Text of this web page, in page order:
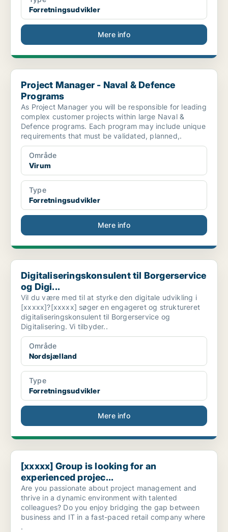
Forretningsudvikler
Mere info
Project Manager - Naval & Defence Programs
Project Manager - Naval & Defence
Programs
As Project Manager you will be responsible for leading
complex customer projects within large Naval &
Defence programs. Each program may include unique
requirements that must be validated, planned,.
Område
Virum
Type
Forretningsudvikler
Mere info
Digitaliseringskonsulent til Borgerservice og Digi...
Digitaliseringskonsulent til Borgerservice
og Digi...
Vil du være med til at styrke den digitale udvikling i
[xxxxx]?[xxxxx] søger en engageret og struktureret
digitaliseringskonsulent til Borgerservice og
Digitalisering. Vi tilbyder..
Område
Nordsjælland
Type
Forretningsudvikler
Mere info
[xxxxx] Group is looking for an experienced projec...
[xxxxx] Group is looking for an
experienced projec...
Are you passionate about project management and
thrive in a dynamic environment with talented
colleagues? Do you enjoy bridging the gap between
business and IT in a fast-paced retail company where
.